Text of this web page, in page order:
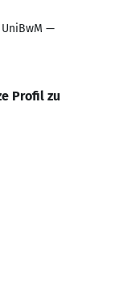
—
Profil zu